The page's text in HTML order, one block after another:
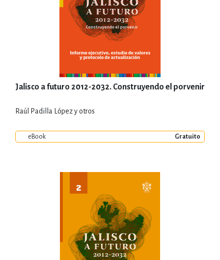
Jalisco a futuro 2012-2032. Construyendo el porvenir
Raúl Padilla López y otros
eBook Gratuito